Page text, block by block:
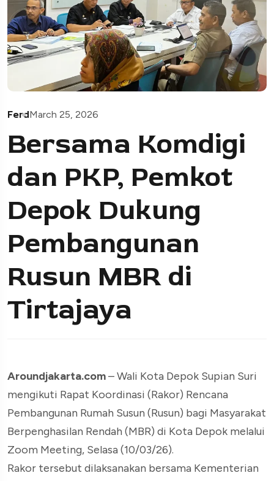
FerdMarch 25, 2026
Bersama Komdigi
dan PKP, Pemkot
Depok Dukung
Pembangunan
Rusun MBR di
Tirtajaya
Aroundjakarta.com– Wali Kota Depok Supian Suri
mengikuti Rapat Koordinasi (Rakor) Rencana
Pembangunan Rumah Susun (Rusun) bagi Masyarakat
Berpenghasilan Rendah (MBR) di Kota Depok melalui
Zoom Meeting, Selasa (10/03/26).
Rakor tersebut dilaksanakan bersama Kementerian